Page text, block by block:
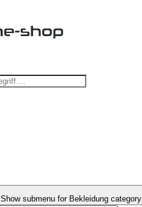
Show submenu for Bekleidung category